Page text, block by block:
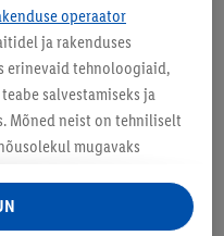
operaator
ja rakenduses
erinevaid tehnoloogiaid,
salvestamiseks ja
Mõned neist on tehniliselt
mugavaks
neid. Kui olete Lidl Plus
eesmärkidel ka teie